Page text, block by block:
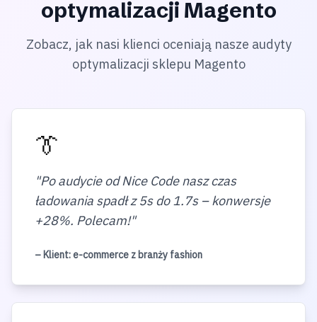
optymalizacji Magento
Zobacz, jak nasi klienci oceniają nasze audyty
optymalizacji sklepu Magento
👔
"Po audycie od Nice Code nasz czas
ładowania spadł z 5s do 1.7s – konwersje
+28%. Polecam!"
– Klient:e-commerce z branży fashion